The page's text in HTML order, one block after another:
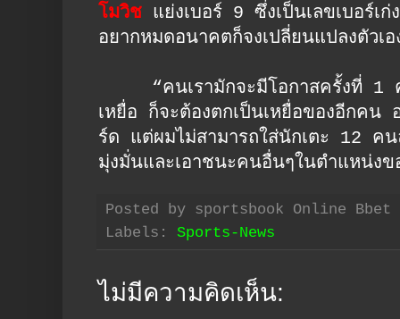
โมวิช แย่งเบอร์ 9 ซึ่งเป็นเลขเบอร์
อยากหมดอนาคตก็จงเปลี่ยนแปลงตัวเอ
“คนเรามักจะมีโอกาสครั้งที่ 1
เหยื่อ ก็จะต้องตกเป็นเหยื่อของอีกคน
ร์ด แต่ผมไม่สามารถใส่นักเตะ 12 ค
มุ่งมั่นและเอาชนะคนอื่นๆในตำแหน่งข
Posted by sportsbook Online Bbet
Labels: Sports-News
ไม่มีความคิดเห็น: